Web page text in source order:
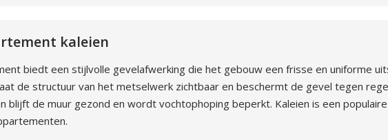
kaleien
biedt een stijlvolle gevelafwerking die het gebouw een frisse en uniforme
de structuur van het metselwerk zichtbaar en beschermt de gevel tegen
blijft de muur gezond en wordt vochtophoping beperkt. Kaleien is een